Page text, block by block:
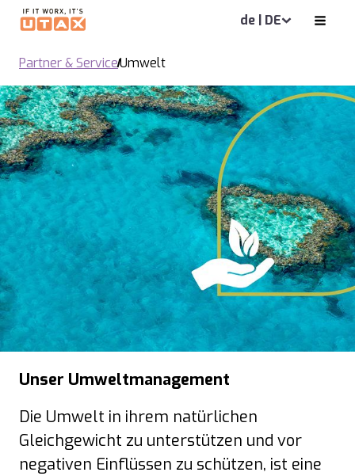
de | DE
Partner & ServiceUmwelt
Unser Umweltmanagement
Die Umwelt in ihrem natürlichen
Gleichgewicht zu unterstützen und vor
negativen Einflüssen zu schützen, ist eine